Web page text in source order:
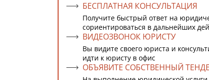
БЕСПЛАТНАЯ КОНСУЛЬТАЦИЯ
Получите быстрый ответ на
сориентироваться в дальнейших
ВИДЕОЗВОНОК ЮРИСТУ
Вы видите своего юриста и
идти к юристу в офис
ОБЪЯВИТЕ СОБСТВЕННЫЙ